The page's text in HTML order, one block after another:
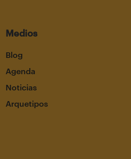
Medios
Blog
Agenda
Noticias
Arquetipos